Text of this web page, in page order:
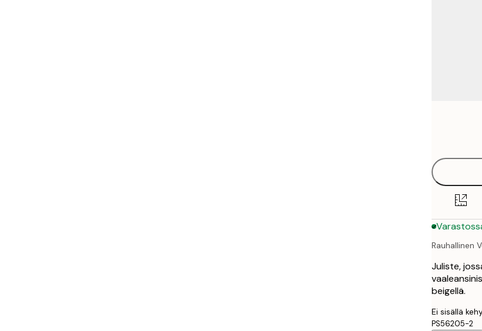
Rauhallinen
Juliste,
beigellä.
Ei sisällä
PS56205-2